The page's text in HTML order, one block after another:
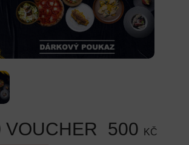
VOUCHER 500 KČ